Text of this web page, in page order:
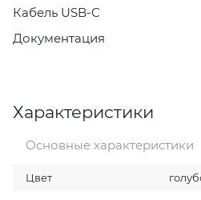
Кабель USB-C
Документация
Характеристики
Основные характеристики
Цвет